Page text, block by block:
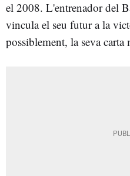
el 2008. L'entrenador del
vincula el seu futur a la
possiblement, la seva carta